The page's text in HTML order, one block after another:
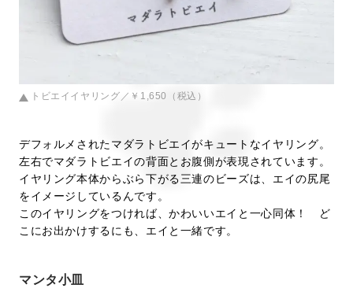
トビエイイヤリング／￥1,650（税込）
デフォルメされたマダラトビエイがキュートなイヤリング。
左右でマダラトビエイの背面とお腹側が表現されています。
イヤリング本体からぶら下がる三連のビーズは、エイの尻尾
をイメージしているんです。
このイヤリングをつければ、かわいいエイと一心同体！ ど
こにお出かけするにも、エイと一緒です。
マンタ小皿